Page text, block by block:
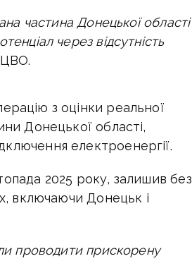
частина Донецької області
через відсутність
з оцінки реальної
Донецької області,
електроенергії.
2025 року, залишив без
включаючи Донецьк і
проводити прискорену